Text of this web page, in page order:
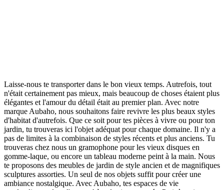
Laisse-nous te transporter dans le bon vieux temps. Autrefois, tout
n'était certainement pas mieux, mais beaucoup de choses étaient plus
élégantes et l'amour du détail était au premier plan. Avec notre
marque Aubaho, nous souhaitons faire revivre les plus beaux styles
d'habitat d'autrefois. Que ce soit pour tes pièces à vivre ou pour ton
jardin, tu trouveras ici l'objet adéquat pour chaque domaine. Il n'y a
pas de limites à la combinaison de styles récents et plus anciens. Tu
trouveras chez nous un gramophone pour les vieux disques en
gomme-laque, ou encore un tableau moderne peint à la main. Nous
te proposons des meubles de jardin de style ancien et de magnifiques
sculptures assorties. Un seul de nos objets suffit pour créer une
ambiance nostalgique. Avec Aubaho, tes espaces de vie